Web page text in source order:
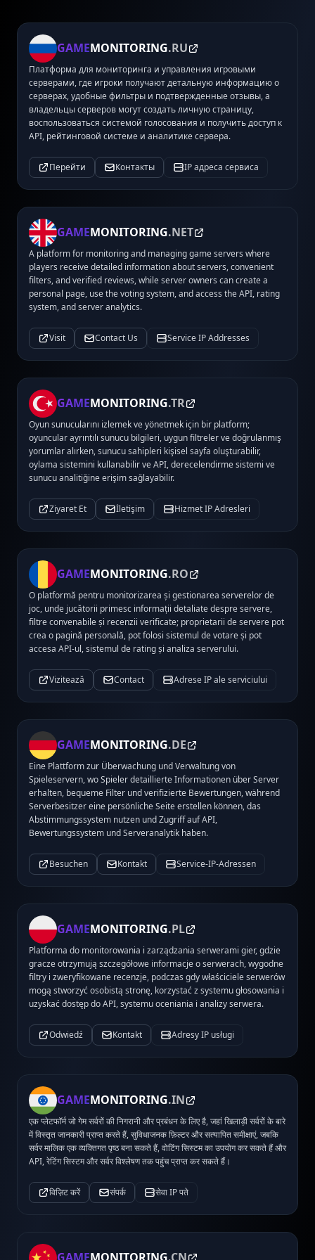
GAMEMONITORING.RU
Платформа для мониторинга и управления игровыми
серверами, где игроки получают детальную информацию о
серверах, удобные фильтры и подтвержденные отзывы, а
владельцы серверов могут создать личную страницу,
воспользоваться системой голосования и получить доступ к
API, рейтинговой системе и аналитике сервера.
Перейти Контакты IP адреса сервиса
GAMEMONITORING.NET
A platform for monitoring and managing game servers where
players receive detailed information about servers, convenient
filters, and verified reviews, while server owners can create a
personal page, use the voting system, and access the API, rating
system, and server analytics.
Visit Contact Us Service IP Addresses
GAMEMONITORING.TR
Oyun sunucularını izlemek ve yönetmek için bir platform;
oyuncular ayrıntılı sunucu bilgileri, uygun filtreler ve doğrulanmış
yorumlar alırken, sunucu sahipleri kişisel sayfa oluşturabilir,
oylama sistemini kullanabilir ve API, derecelendirme sistemi ve
sunucu analitiğine erişim sağlayabilir.
Ziyaret Et İletişim Hizmet IP Adresleri
GAMEMONITORING.RO
O platformă pentru monitorizarea și gestionarea serverelor de
joc, unde jucătorii primesc informații detaliate despre servere,
filtre convenabile și recenzii verificate; proprietarii de servere pot
crea o pagină personală, pot folosi sistemul de votare și pot
accesa API-ul, sistemul de rating și analiza serverului.
Vizitează Contact Adrese IP ale serviciului
GAMEMONITORING.DE
Eine Plattform zur Überwachung und Verwaltung von
Spieleservern, wo Spieler detaillierte Informationen über Server
erhalten, bequeme Filter und verifizierte Bewertungen, während
Serverbesitzer eine persönliche Seite erstellen können, das
Abstimmungssystem nutzen und Zugriff auf API,
Bewertungssystem und Serveranalytik haben.
Besuchen Kontakt Service-IP-Adressen
GAMEMONITORING.PL
Platforma do monitorowania i zarządzania serwerami gier, gdzie
gracze otrzymują szczegółowe informacje o serwerach, wygodne
filtry i zweryfikowane recenzje, podczas gdy właściciele serwerów
mogą stworzyć osobistą stronę, korzystać z systemu głosowania i
uzyskać dostęp do API, systemu oceniania i analizy serwera.
Odwiedź Kontakt Adresy IP usługi
GAMEMONITORING.IN
एक प्लेटफॉर्म जो गेम सर्वरों की निगरानी और प्रबंधन के लिए है, जहां खिलाड़ी सर्वरों के बारे
में विस्तृत जानकारी प्राप्त करते हैं, सुविधाजनक फ़िल्टर और सत्यापित समीक्षाएं, जबकि
सर्वर मालिक एक व्यक्तिगत पृष्ठ बना सकते हैं, वोटिंग सिस्टम का उपयोग कर सकते हैं और
API, रेटिंग सिस्टम और सर्वर विश्लेषण तक पहुंच प्राप्त कर सकते हैं।
विज़िट करें संपर्क सेवा IP पते